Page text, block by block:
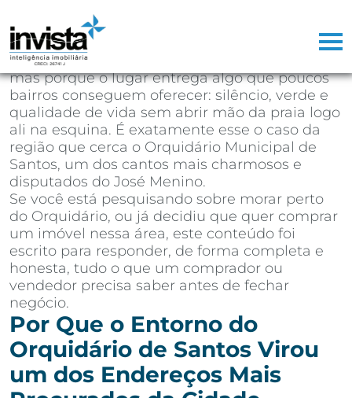
corretor de imóveis na Baixada Santista,
aprendi que existem regiões que vendem
sozinhas. Não porque o marketing seja bom,
mas porque o lugar entrega algo que poucos
bairros conseguem oferecer: silêncio, verde e
qualidade de vida sem abrir mão da praia logo
ali na esquina. É exatamente esse o caso da
região que cerca o Orquidário Municipal de
Santos, um dos cantos mais charmosos e
disputados do José Menino.
Se você está pesquisando sobre morar perto
do Orquidário, ou já decidiu que quer comprar
um imóvel nessa área, este conteúdo foi
escrito para responder, de forma completa e
honesta, tudo o que um comprador ou
vendedor precisa saber antes de fechar
negócio.
Por Que o Entorno do
Orquidário de Santos Virou
um dos Endereços Mais